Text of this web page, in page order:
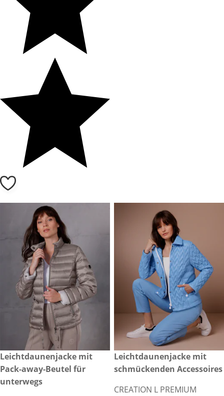
reduzierter Preis CHF 189.00, vorheriger Preis: CHF 309.00
-38%
Leichtdaunenjacke mit
Pack-away-Beutel für
unterwegs
CHF 149.00
Leichtdaunenjacke mit
schmückenden Accessoires
CREATION L PREMIUM